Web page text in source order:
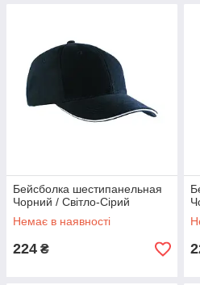
Бейсболка шестипанельная
Чорний / Світло-Сірий
Немає в наявності
224 ₴